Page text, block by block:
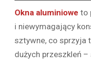
Okna aluminiowe to
i niewymagający
sztywne, co sprzyja
dużych przeszkleń